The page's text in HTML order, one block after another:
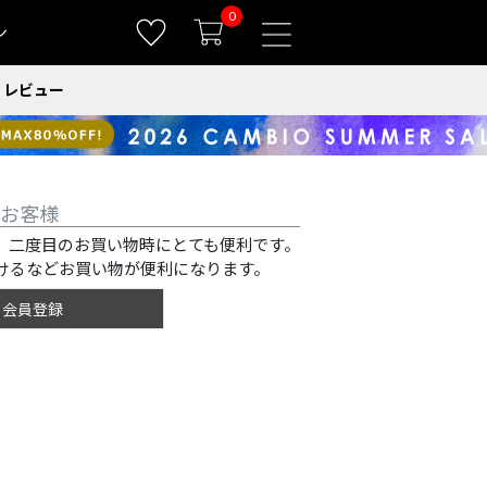
0
レビュー
客様
度目のお買い物時にとても便利です。
などお買い物が便利になります。
会員登録